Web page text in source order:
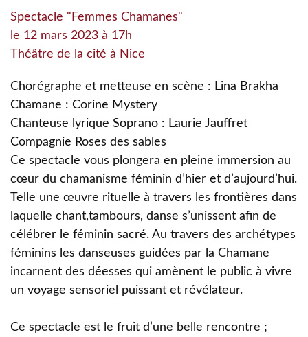
Spectacle "Femmes Chamanes"
le 12 mars 2023 à 17h
Théâtre de la cité à Nice
Chorégraphe et metteuse en scène : Lina Brakha
Chamane : Corine Mystery
Chanteuse lyrique Soprano : Laurie Jauffret
Compagnie Roses des sables
Ce spectacle vous plongera en pleine immersion au
cœur du chamanisme féminin d’hier et d’aujourd’hui.
Telle une œuvre rituelle à travers les frontières dans
laquelle chant,tambours, danse s’unissent afin de
célébrer le féminin sacré. Au travers des archétypes
féminins les danseuses guidées par la Chamane
incarnent des déesses qui amènent le public à vivre
un voyage sensoriel puissant et révélateur.
Ce spectacle est le fruit d’une belle rencontre ;